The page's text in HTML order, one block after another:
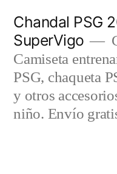
contenido
Chandal PSG
SuperVigo
Camiseta
PSG, chaqueta
y otros
niño. Envío